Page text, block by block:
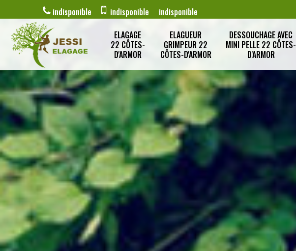
indisponible indisponible indisponible
ELAGAGE
22 CÔTES-
D'ARMOR
ELAGUEUR
GRIMPEUR 22
CÔTES-D'ARMOR
DESSOUCHAGE AVEC
MINI PELLE 22 CÔTES-
D'ARMOR